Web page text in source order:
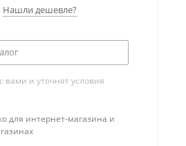
Нашли дешевле?
и уточнят условия
для интернет-магазина и